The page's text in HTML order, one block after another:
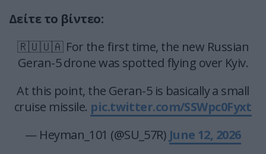
Δείτε το βίντεο:
🇷🇺🇺🇦 For the first time, the new Russian
Geran-5 drone was spotted flying over Kyiv.
At this point, the Geran-5 is basically a small
cruise missile. pic.twitter.com/SSWpc0Fyxt
— Heyman_101 (@SU_57R) June 12, 2026